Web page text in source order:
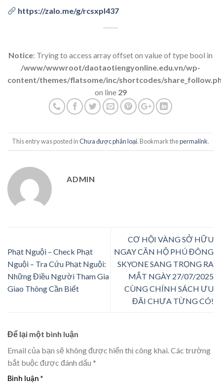
https://zalo.me/g/rcsxpl437
Notice: Trying to access array offset on value of type bool in
/www/wwwroot/daotaotiengyonline.edu.vn/wp-
content/themes/flatsome/inc/shortcodes/
on line 29
This entry was posted inChưa được phân loại. Bookmark thepermalink.
ADMIN
Phạt Nguội – Check Phạt
Nguội – Tra Cứu Phạt Nguội:
Những Điều Người Tham Gia
Giao Thông Cần Biết
CƠ HỘI VÀNG SỞ HỮU
NGAY CĂN HỘ PHÚ ĐÔNG
SKYONE SANG TRỌNG RA
MẮT NGÀY 27/07/2025
CÙNG CHÍNH SÁCH ƯU
ĐÃI CHƯA TỪNG CÓ!
Để lại một bình luận
Email của bạn sẽ không được hiển thị công khai.Các trường
bắt buộc được đánh dấu *
Bình luận *